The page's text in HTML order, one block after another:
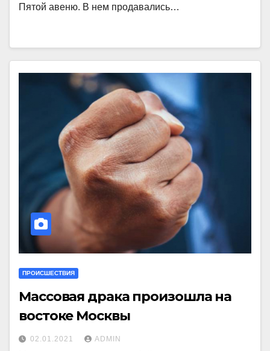
Пятой авеню. В нем продавались…
ПРОИСШЕСТВИЯ
Массовая драка произошла на
востоке Москвы
02.01.2021 ADMIN